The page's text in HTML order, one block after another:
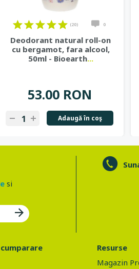
(20) 0
Deodorant natural roll-on
cu bergamot, fara alcool,
50ml - Bioearth...
53.00 RON
Adaugă în coş
si
Resurse
Magazin